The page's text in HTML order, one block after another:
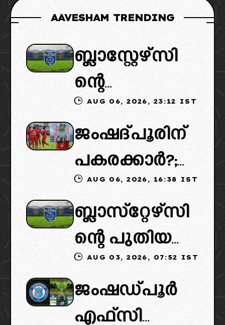
AAVESHAM TRENDING
ബ്ലാസ്റ്റേഴ്സി
ന്റെ
കൈമാറ്റത്തി
ൽ ട്വിസ്റ്റ്:
പുതിയ
ഉടമകളെത്താ
ൻ വൈകും,
കോടതിയുടെ
നീക്കവും
നിർണായകം
AUG 06, 2026, 23:12 IST
ജംഷദ്പൂരിന്
പകരക്കാർ?;
ഐഎസ്എല്ലി
ൽ പുതിയ
ടീമിനെ
ഉൾപ്പെടുത്താ
ൻ
എഐഎഫ്എ
AUG 06, 2026, 16:38 IST
ബ്ലാസ്‌റ്റേഴ്‌സി
ന്റെ പുതിയ
ഉടമകളിൽ
മലബാറിൽ
നിന്നുള്ള
AUG 03, 2026, 07:52 IST
ജംഷഡ്പൂർ
എഫ്സി